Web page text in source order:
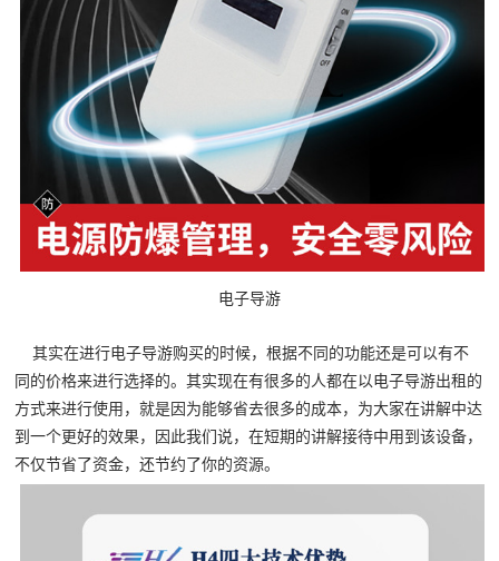
电子导游
其实在进行电子导游购买的时候，根据不同的功能还是可以有不
同的价格来进行选择的。其实现在有很多的人都在以电子导游出租的
方式来进行使用，就是因为能够省去很多的成本，为大家在讲解中达
到一个更好的效果，因此我们说，在短期的讲解接待中用到该设备，
不仅节省了资金，还节约了你的资源。